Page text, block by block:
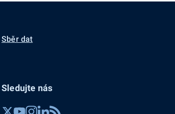
Sběr dat
Sledujte nás